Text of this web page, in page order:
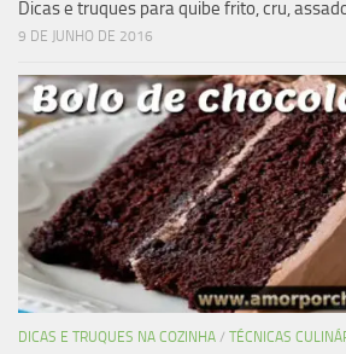
Dicas e truques para quibe frito, cru,
9 DE JUNHO DE 2016
DICAS E TRUQUES NA COZINHA / TÉCNICAS